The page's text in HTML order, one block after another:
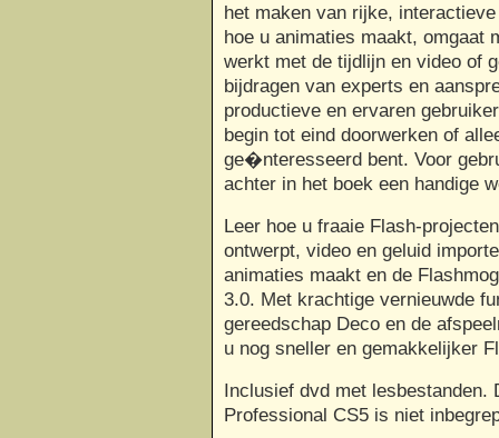
het maken van rijke,
hoe u animaties maakt, omgaat
werkt met de tijdlijn en video of
bijdragen van experts en
productieve en ervaren
begin tot eind doorwerken of
ge�nteresseerd bent. Voor
achter in het boek een handige
Leer hoe u fraaie Flash-
ontwerpt, video en geluid
animaties maakt en de
3.0. Met krachtige vernieuwde
gereedschap Deco en de
u nog sneller en gemakkelijker
Inclusief dvd met lesbestanden.
Professional CS5 is niet